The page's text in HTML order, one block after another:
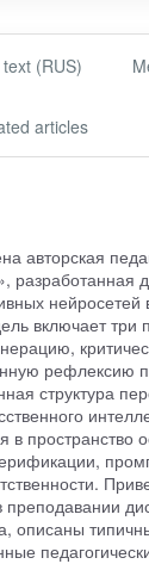
(RUS)
articles
авторская
разработанная
включает три
рефлексию
структура
в пространство
описаны